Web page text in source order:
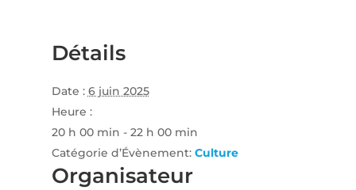
Détails
Date : 6 juin 2025
Heure :
20 h 00 min - 22 h 00 min
Catégorie d’Évènement: Culture
Organisateur